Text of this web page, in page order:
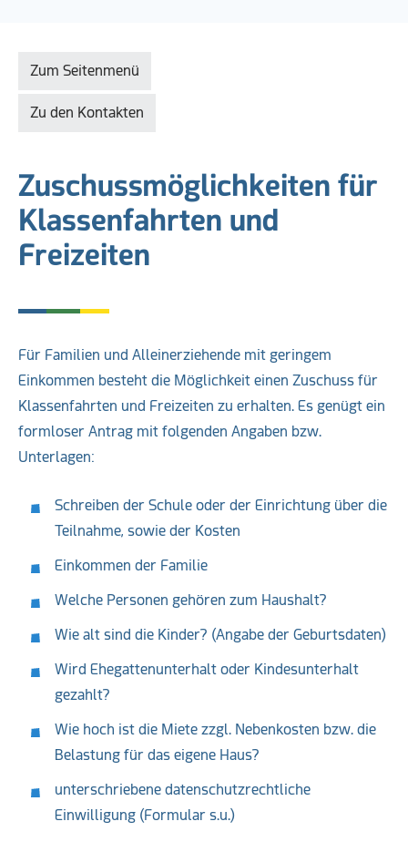
Zum Seitenmenü
Zu den Kontakten
Zuschussmöglichkeiten für
Klassenfahrten und
Freizeiten
Für Familien und Alleinerziehende mit geringem
Einkommen besteht die Möglichkeit einen Zuschuss für
Klassenfahrten und Freizeiten zu erhalten. Es genügt ein
formloser Antrag mit folgenden Angaben bzw.
Unterlagen:
Schreiben der Schule oder der Einrichtung über die
Teilnahme, sowie der Kosten
Einkommen der Familie
Welche Personen gehören zum Haushalt?
Wie alt sind die Kinder? (Angabe der Geburtsdaten)
Wird Ehegattenunterhalt oder Kindesunterhalt
gezahlt?
Wie hoch ist die Miete zzgl. Nebenkosten bzw. die
Belastung für das eigene Haus?
unterschriebene datenschutzrechtliche
Einwilligung (Formular s.u.)